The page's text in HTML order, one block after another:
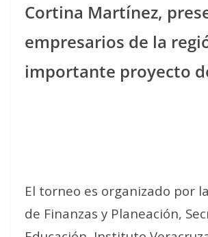
Cortina Martínez,
empresarios de la
importante proyecto
El torneo es organizado por
de Finanzas y Planeación,